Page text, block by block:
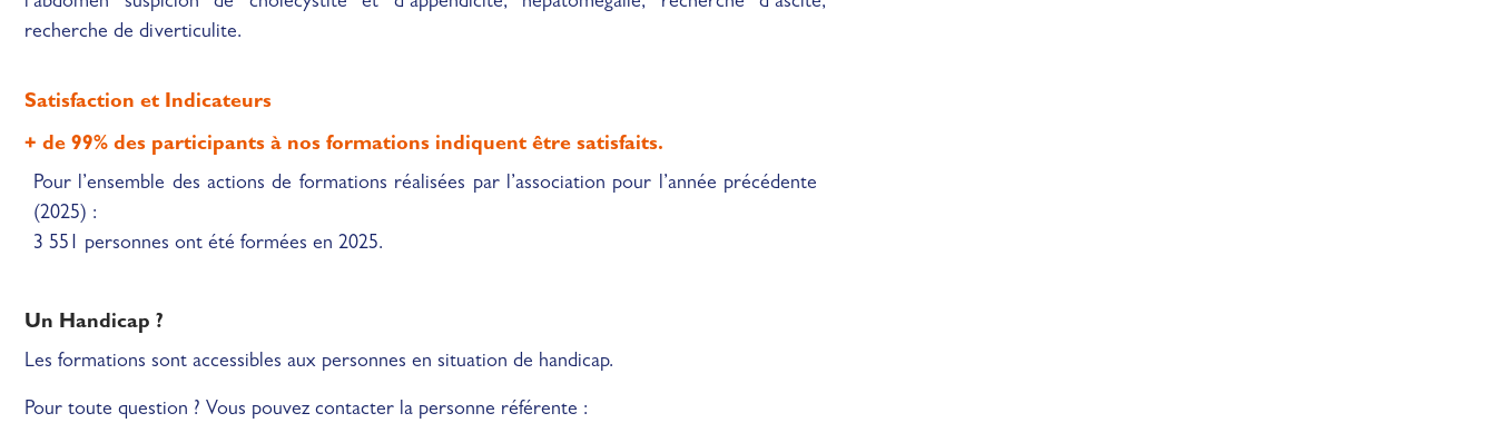
recherche de diverticulite.
Satisfaction et Indicateurs
+ de 99% des participants à nos formations indiquent être satisfaits.
Pour l’ensemble des actions de formations réalisées par l’association pour l’année précédente
(2025) :
3 551 personnes ont été formées en 2025.
Un Handicap ?
Les formations sont accessibles aux personnes en situation de handicap.
Pour toute question ? Vous pouvez contacter la personne référente :